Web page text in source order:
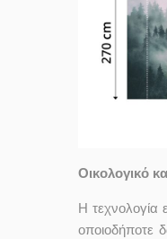
Οικολογικό
Η τεχνολογία
οποιοδήποτε